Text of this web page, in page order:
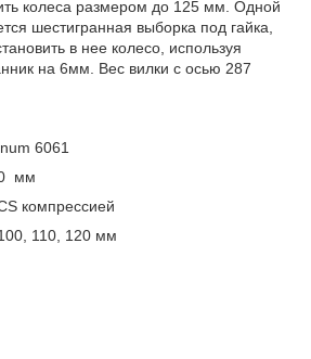
колеса размером до 125 мм. Одной
шестигранная выборка под гайка,
в нее колесо, используя
на 6мм. Вес вилки с осью 287
6061
мм
компрессией
110, 120 мм